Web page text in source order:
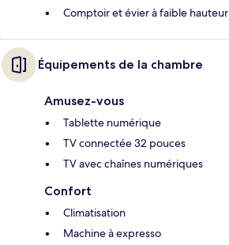
Comptoir et évier à faible hauteur
Équipements de la chambre
Amusez-vous
Tablette numérique
TV connectée 32 pouces
TV avec chaînes numériques
Confort
Climatisation
Machine à expresso